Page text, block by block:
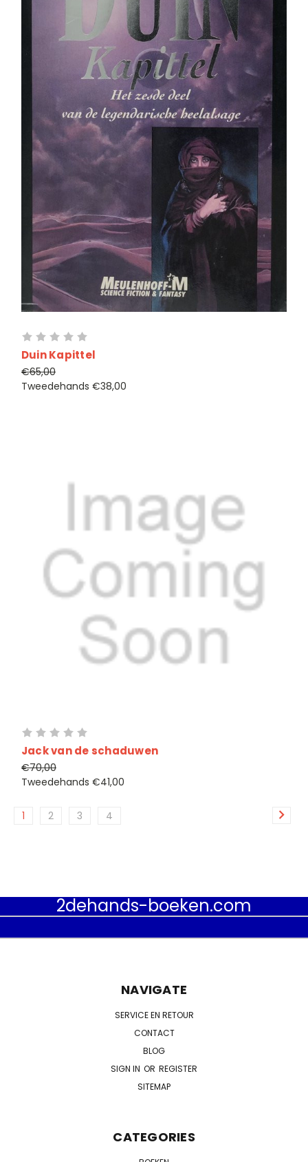
Duin Kapittel
€65,00
Tweedehands €38,00
Jack van de schaduwen
€70,00
Tweedehands €41,00
1 2 3 4
2dehands-boeken.com
NAVIGATE
SERVICE EN RETOUR
CONTACT
BLOG
SIGN IN OR REGISTER
SITEMAP
CATEGORIES